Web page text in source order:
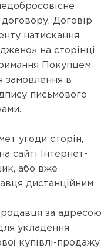
Договір
натискання
на сторінці
Покупцем
замовлення в
письмового
угоди сторін,
сайті Інтернет-
або вже
дистанційним
за адресою
укладення
купівлі-продажу